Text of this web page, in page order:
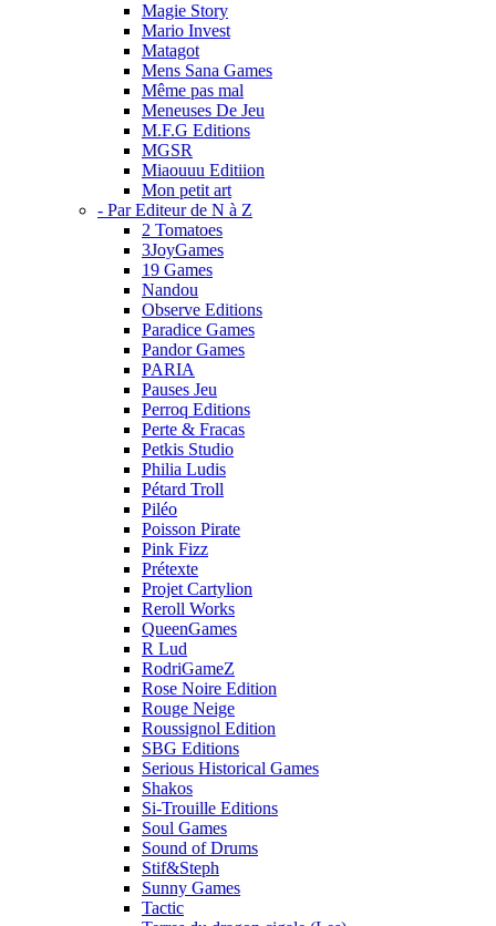
Magie Story
Mario Invest
Matagot
Mens Sana Games
Même pas mal
Meneuses De Jeu
M.F.G Editions
MGSR
Miaouuu Editiion
Mon petit art
- Par Editeur de N à Z
2 Tomatoes
3JoyGames
19 Games
Nandou
Observe Editions
Paradice Games
Pandor Games
PARIA
Pauses Jeu
Perroq Editions
Perte & Fracas
Petkis Studio
Philia Ludis
Pétard Troll
Piléo
Poisson Pirate
Pink Fizz
Prétexte
Projet Cartylion
Reroll Works
QueenGames
R Lud
RodriGameZ
Rose Noire Edition
Rouge Neige
Roussignol Edition
SBG Editions
Serious Historical Games
Shakos
Si-Trouille Editions
Soul Games
Sound of Drums
Stif&Steph
Sunny Games
Tactic